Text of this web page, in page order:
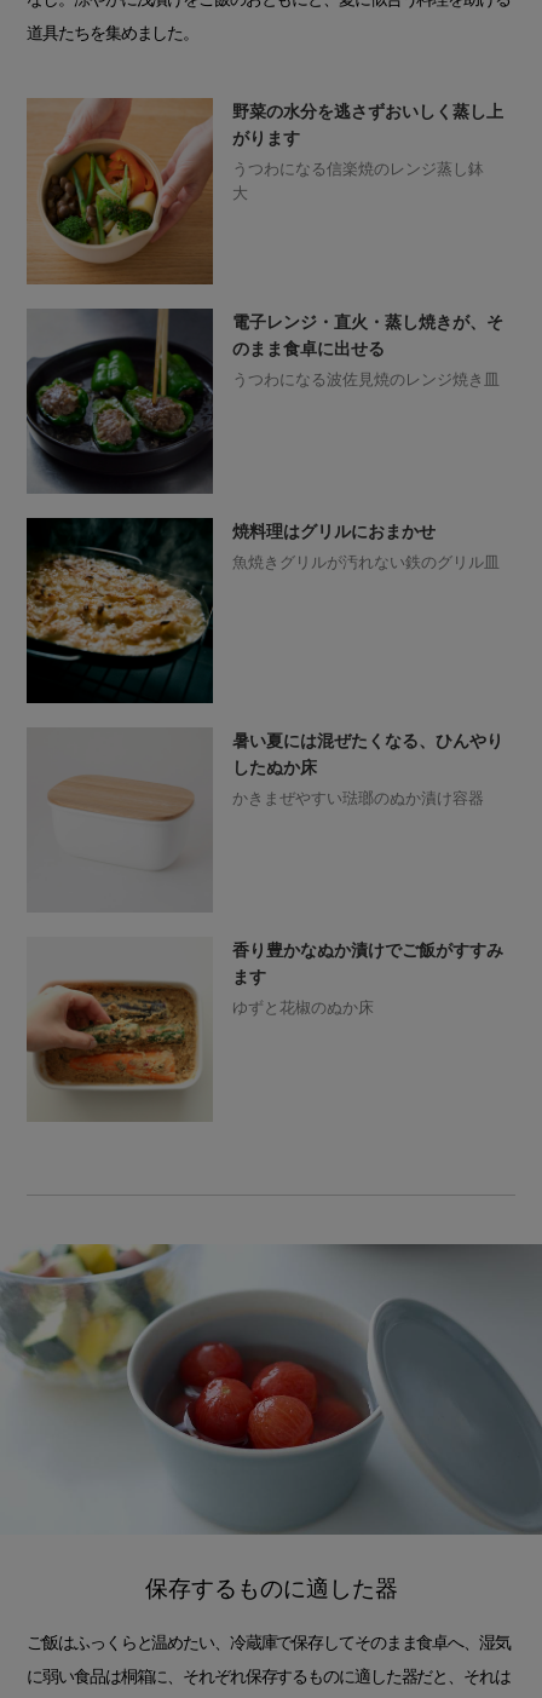
道具たちを集めました。
野菜の水分を逃さずおいしく蒸し上
がります
うつわになる信楽焼のレンジ蒸し鉢
大
電子レンジ・直火・蒸し焼きが、そ
のまま食卓に出せる
うつわになる波佐見焼のレンジ焼き皿
焼料理はグリルにおまかせ
魚焼きグリルが汚れない鉄のグリル皿
暑い夏には混ぜたくなる、ひんやり
したぬか床
かきまぜやすい琺瑯のぬか漬け容器
香り豊かなぬか漬けでご飯がすすみ
ます
ゆずと花椒のぬか床
保存するものに適した器
ご飯はふっくらと温めたい、冷蔵庫で保存してそのまま食卓へ、湿気
に弱い食品は桐箱に、それぞれ保存するものに適した器だと、それは